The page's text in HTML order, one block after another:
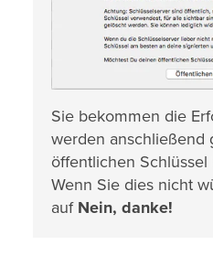
Sie bekommen die
werden anschließend
öffentlichen
Wenn Sie dies nicht
auf Nein, danke!